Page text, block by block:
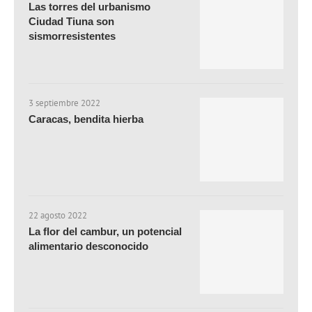
Las torres del urbanismo
Ciudad Tiuna son
sismorresistentes
3 septiembre 2022
Caracas, bendita hierba
22 agosto 2022
La flor del cambur, un potencial
alimentario desconocido